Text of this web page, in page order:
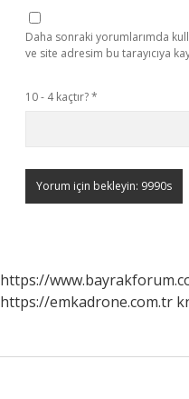
Daha sonraki yorumlarımda
ve site adresim bu tarayıcıya
10 - 4 kaçtır?*
https://
https://emkadrone.com.tr